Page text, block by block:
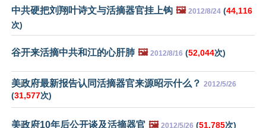
中共硬把刘翔叶诗文与活摘器官挂上钩 🖼️ 2012/8/24 (44,116
次)
谷开来活摘中共和江的心肝肺 🖼️ 2012/8/16 (52,044次)
美政府最新报告认同活摘器官来源昭示什么？ 2012/5/26
(31,577次)
美政府10年后公开谈及活摘器官 🖼️ 2012/5/26 (51,785次)